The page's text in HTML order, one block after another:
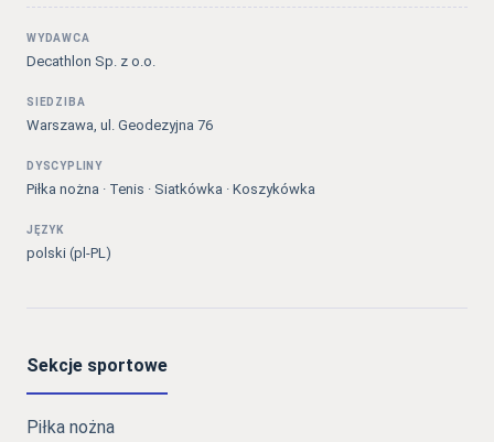
WYDAWCA
Decathlon Sp. z o.o.
SIEDZIBA
Warszawa, ul. Geodezyjna 76
DYSCYPLINY
Piłka nożna · Tenis · Siatkówka · Koszykówka
JĘZYK
polski (pl-PL)
Sekcje sportowe
Piłka nożna